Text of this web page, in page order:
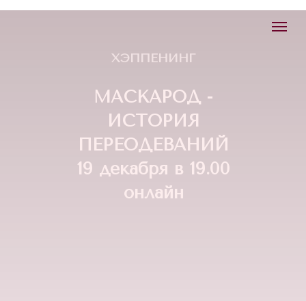
ХЭППЕНИНГ
МАСКАРОД -
ИСТОРИЯ
ПЕРЕОДЕВАНИЙ
19 декабря в 19.00
онлайн